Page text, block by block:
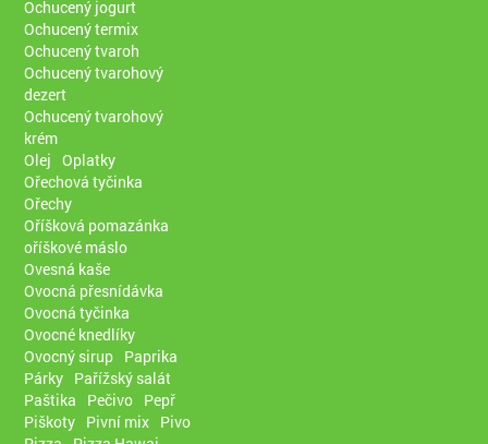
Ochucený jogurt
Ochucený termix
Ochucený tvaroh
Ochucený tvarohový
dezert
Ochucený tvarohový
krém
Olej Oplatky
Ořechová tyčinka
Ořechy
Oříšková pomazánka
oříškové máslo
Ovesná kaše
Ovocná přesnídávka
Ovocná tyčinka
Ovocné knedlíky
Ovocný sirup Paprika
Párky Pařížský salát
Paštika
Pečivo Pepř
Piškoty Pivní mix Pivo